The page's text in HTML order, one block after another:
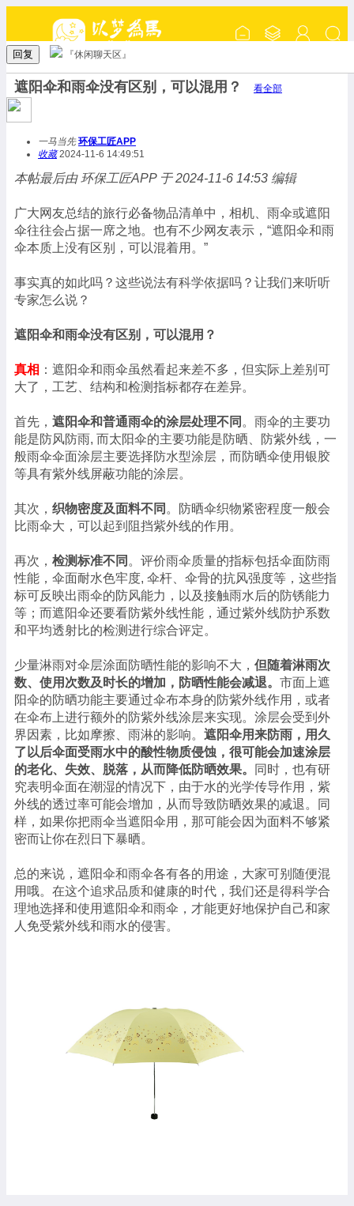
回复 『休闲聊天区』
遮阳伞和雨伞没有区别，可以混用？ 看全部
一马当先 环保工匠APP
收藏2024-11-6 14:49:51
本帖最后由 环保工匠APP 于 2024-11-6 14:53 编辑
广大网友总结的旅行必备物品清单中，相机、雨伞或遮阳
伞往往会占据一席之地。也有不少网友表示，“遮阳伞和雨
伞本质上没有区别，可以混着用。”
事实真的如此吗？这些说法有科学依据吗？让我们来听听
专家怎么说？
遮阳伞和雨伞没有区别，可以混用？
真相 ：遮阳伞和雨伞虽然看起来差不多，但实际上差别可
大了，工艺、结构和检测指标都存在差异。
首先， 遮阳伞和普通雨伞的涂层处理不同 。雨伞的主要功
能是防风防雨, 而太阳伞的主要功能是防晒、防紫外线，一
般雨伞伞面涂层主要选择防水型涂层，而防晒伞使用银胶
等具有紫外线屏蔽功能的涂层。
其次， 织物密度及面料不同 。防晒伞织物紧密程度一般会
比雨伞大，可以起到阻挡紫外线的作用。
再次， 检测标准不同 。评价雨伞质量的指标包括伞面防雨
性能，伞面耐水色牢度, 伞杆、伞骨的抗风强度等，这些指
标可反映出雨伞的防风能力，以及接触雨水后的防锈能力
等；而遮阳伞还要看防紫外线性能，通过紫外线防护系数
和平均透射比的检测进行综合评定。
少量淋雨对伞层涂面防晒性能的影响不大， 但随着淋雨次
数、使用次数及时长的增加，防晒性能会减退。 市面上遮
阳伞的防晒功能主要通过伞布本身的防紫外线作用，或者
在伞布上进行额外的防紫外线涂层来实现。涂层会受到外
界因素，比如摩擦、雨淋的影响。 遮阳伞用来防雨，用久
了以后伞面受雨水中的酸性物质侵蚀，很可能会加速涂层
的老化、失效、脱落，从而降低防晒效果。
同时，也有研
究表明伞面在潮湿的情况下，由于水的光学传导作用，紫
外线的透过率可能会增加，从而导致防晒效果的减退。同
样，如果你把雨伞当遮阳伞用，那可能会因为面料不够紧
密而让你在烈日下暴晒。
总的来说，遮阳伞和雨伞各有各的用途，大家可别随便混
用哦。在这个追求品质和健康的时代，我们还是得科学合
理地选择和使用遮阳伞和雨伞，才能更好地保护自己和家
人免受紫外线和雨水的侵害。